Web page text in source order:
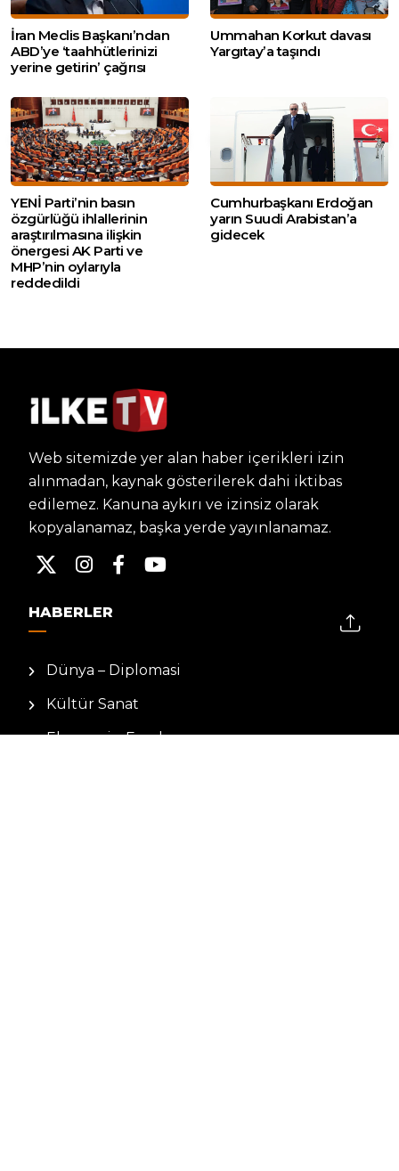
İran Meclis Başkanı’ndan
ABD’ye ‘taahhütlerinizi
yerine getirin’ çağrısı
Ummahan Korkut davası
Yargıtay’a taşındı
YENİ Parti’nin basın
özgürlüğü ihlallerinin
araştırılmasına ilişkin
önergesi AK Parti ve
MHP’nin oylarıyla
reddedildi
Cumhurbaşkanı Erdoğan
yarın Suudi Arabistan’a
gidecek
Web sitemizde yer alan haber içerikleri izin
alınmadan, kaynak gösterilerek dahi iktibas
edilemez. Kanuna aykırı ve izinsiz olarak
kopyalanamaz, başka yerde yayınlanamaz.
HABERLER
Dünya – Diplomasi
Kültür Sanat
Ekonomi – Emek